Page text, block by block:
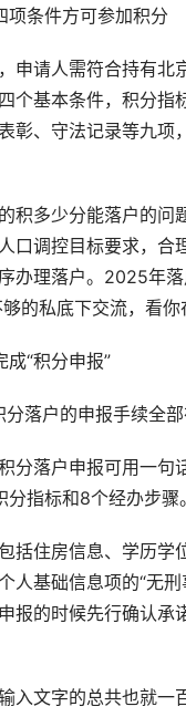
项条件方可参加积分
申请人需符合持有北
个基本条件，积分指
彰、守法记录等九
积多少分能落户的问
口调控目标要求，
办理落户。2025年
的私底下交流，看你
“积分申报”
落户的申报手续全
分落户申报可用一
指标和8个经办步骤
括住房信息、学历学
人基础信息项的“无
报的时候先行确认承
入文字的总共也就一